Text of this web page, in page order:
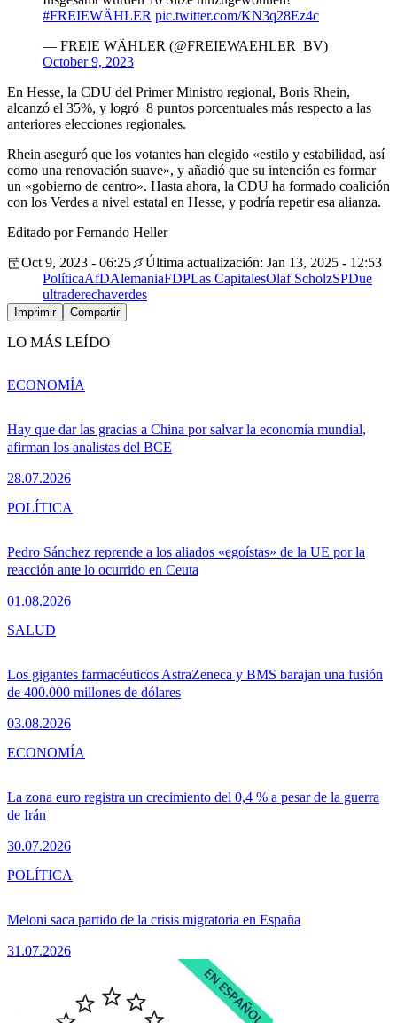
#FREIEWÄHLER pic.twitter.com/KN3q28Ez4c
— FREIE WÄHLER (@FREIEWAEHLER_BV)
October 9, 2023
En Hesse, la CDU del Primer Ministro regional, Boris Rhein,
alcanzó el 35%, y logró 8 puntos porcentuales más respecto a las
anteriores elecciones regionales.
Rhein aseguró que los votantes han elegido «estilo y estabilidad, así
como una renovación suave», y añadió que su intención es formar
un «gobierno de centro». Hasta ahora, la CDU ha formado coalición
con los Verdes a nivel estatal en Hesse, y podría repetir esa alianza.
Editado por Fernando Heller
Oct 9, 2023 - 06:25
Última actualización: Jan 13, 2025 - 12:53
PolíticaAfDAlemaniaFDPLas CapitalesOlaf ScholzSPDue
ultraderechaverdes
Imprimir Compartir
LO MÁS LEÍDO
Hay que dar las gracias a China por salvar la economía mundial,
afirman los analistas del BCE
28.07.2026
ECONOMÍA
Pedro Sánchez reprende a los aliados «egoístas» de la UE por la
reacción ante lo ocurrido en Ceuta
01.08.2026
POLÍTICA
Los gigantes farmacéuticos AstraZeneca y BMS barajan una fusión
de 400.000 millones de dólares
03.08.2026
SALUD
La zona euro registra un crecimiento del 0,4 % a pesar de la guerra
de Irán
30.07.2026
ECONOMÍA
Meloni saca partido de la crisis migratoria en España
31.07.2026
POLÍTICA